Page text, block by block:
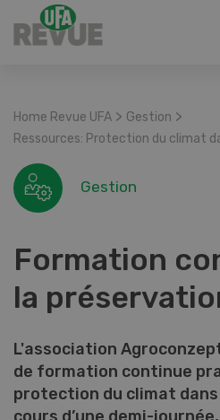
Home Revue UFA > Gestion >
Ressources: Protection du climat
Gestion
Formation
la
L'association
de formation continue
protection du climat